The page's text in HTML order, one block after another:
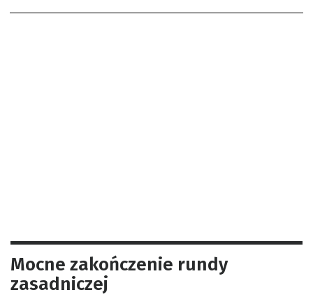
Mocne zakończenie rundy
zasadniczej